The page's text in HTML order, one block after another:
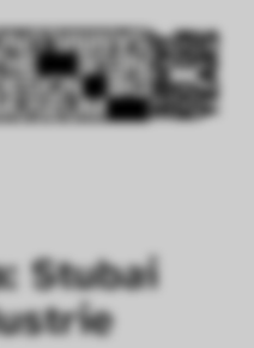
Stubai